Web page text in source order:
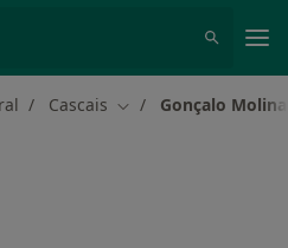
Cascais Mudar de cidade
Gonçalo